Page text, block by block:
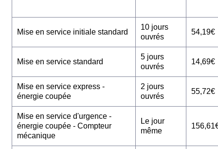
Mise en service initiale standard
10 jours
ouvrés
54,19€
Mise en service standard
5 jours
ouvrés
14,69€
Mise en service express -
énergie coupée
2 jours
ouvrés
55,72€
Mise en service d'urgence -
énergie coupée - Compteur
mécanique
Le jour
même